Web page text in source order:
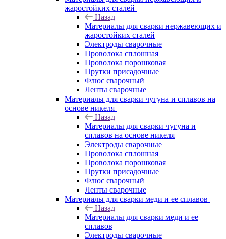
жаростойких сталей
Назад
Материалы для сварки нержавеющих и
жаростойких сталей
Электроды сварочные
Проволока сплошная
Проволока порошковая
Прутки присадочные
Флюс сварочный
Ленты сварочные
Материалы для сварки чугуна и сплавов на
основе никеля
Назад
Материалы для сварки чугуна и
сплавов на основе никеля
Электроды сварочные
Проволока сплошная
Проволока порошковая
Прутки присадочные
Флюс сварочный
Ленты сварочные
Материалы для сварки меди и ее сплавов
Назад
Материалы для сварки меди и ее
сплавов
Электроды сварочные